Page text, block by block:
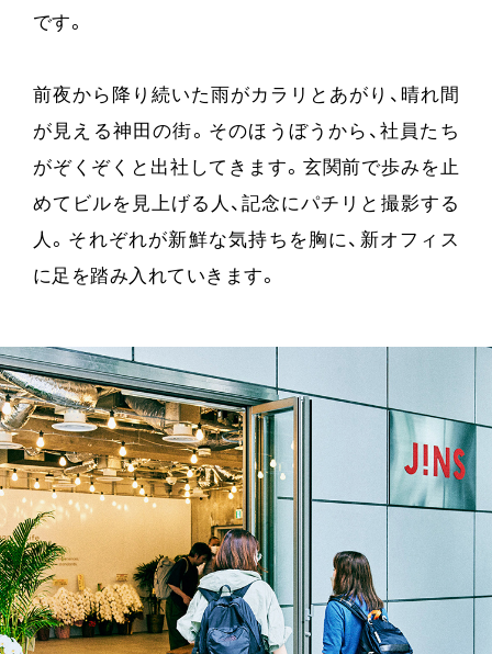
です。
前夜から降り続いた雨がカラリとあがり、晴れ間
が見える神田の街。そのほうぼうから、社員たち
がぞくぞくと出社してきます。玄関前で歩みを止
めてビルを見上げる人、記念にパチリと撮影する
人。それぞれが新鮮な気持ちを胸に、新オフィス
に足を踏み入れていきます。